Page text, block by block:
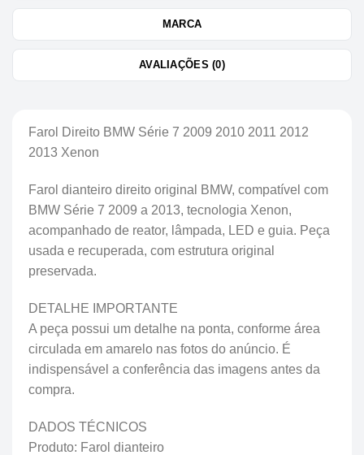
MARCA
AVALIAÇÕES (0)
Farol Direito BMW Série 7 2009 2010 2011 2012
2013 Xenon
Farol dianteiro direito original BMW, compatível com
BMW Série 7 2009 a 2013, tecnologia Xenon,
acompanhado de reator, lâmpada, LED e guia. Peça
usada e recuperada, com estrutura original
preservada.
DETALHE IMPORTANTE
A peça possui um detalhe na ponta, conforme área
circulada em amarelo nas fotos do anúncio. É
indispensável a conferência das imagens antes da
compra.
DADOS TÉCNICOS
Produto: Farol dianteiro